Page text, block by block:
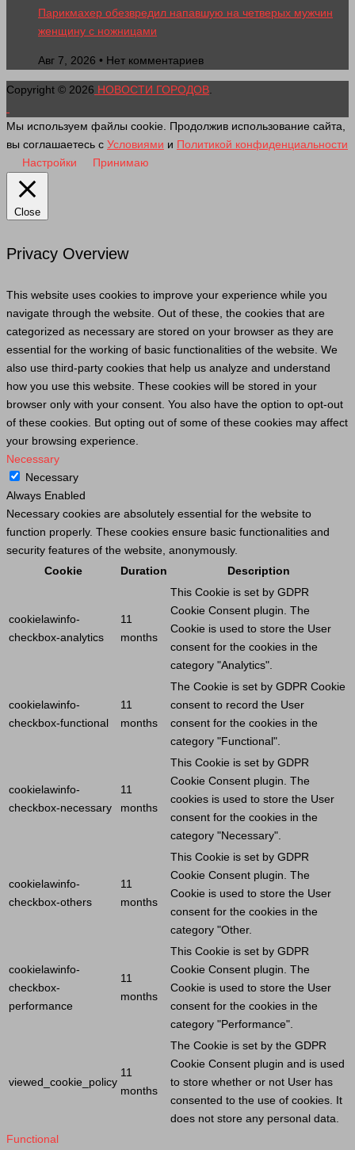
Парикмахер обезвредил напавшую на четверых мужчин
женщину с ножницами
Авг 7, 2026 • Нет комментариев
Copyright © 2026 НОВОСТИ ГОРОДОВ
Мы используем файлы cookie. Продолжив использование сайта,
вы соглашаетесь с Условиями и Политикой конфиденциальности
Настройки
Принимаю
Close
Privacy Overview
This website uses cookies to improve your experience while you
navigate through the website. Out of these, the cookies that are
categorized as necessary are stored on your browser as they are
essential for the working of basic functionalities of the website. We
also use third-party cookies that help us analyze and understand
how you use this website. These cookies will be stored in your
browser only with your consent. You also have the option to opt-out
of these cookies. But opting out of some of these cookies may affect
your browsing experience.
Necessary
Necessary
Always Enabled
Necessary cookies are absolutely essential for the website to
function properly. These cookies ensure basic functionalities and
security features of the website, anonymously.
Cookie
Duration Description
cookielawinfo-
checkbox-analytics
11
months
This Cookie is set by GDPR
Cookie Consent plugin. The
Cookie is used to store the User
consent for the cookies in the
category "Analytics".
cookielawinfo-
checkbox-functional
11
months
The Cookie is set by GDPR Cookie
consent to record the User
consent for the cookies in the
category "Functional".
cookielawinfo-
checkbox-necessary
11
months
This Cookie is set by GDPR
Cookie Consent plugin. The
cookies is used to store the User
consent for the cookies in the
category "Necessary".
cookielawinfo-
checkbox-others
11
months
This Cookie is set by GDPR
Cookie Consent plugin. The
Cookie is used to store the User
consent for the cookies in the
category "Other.
cookielawinfo-
checkbox-
performance
11
months
This Cookie is set by GDPR
Cookie Consent plugin. The
Cookie is used to store the User
consent for the cookies in the
category "Performance".
viewed_cookie_policy
11
months
The Cookie is set by the GDPR
Cookie Consent plugin and is used
to store whether or not User has
consented to the use of cookies. It
does not store any personal data.
Functional